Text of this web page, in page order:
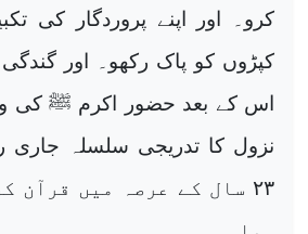
کرو۔ اور اپنے پروردگار کی
کپڑوں کو پاک رکھو۔ اور
اس کے بعد حضور اکرم ﷺ کی
نزول کا تدریجی سلسلہ جاری
۲۳ سال کے عرصہ میں قرآن